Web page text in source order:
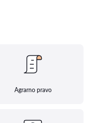
Agrarno pravo